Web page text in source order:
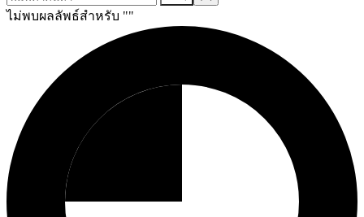
ไม่พบผลลัพธ์สำหรับ ""